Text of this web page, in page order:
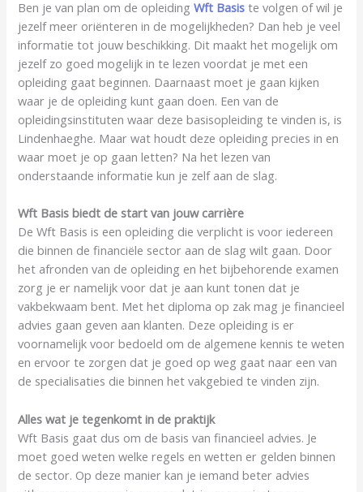
Ben je van plan om de opleiding Wft Basis te volgen of wil je
jezelf meer oriënteren in de mogelijkheden? Dan heb je veel
informatie tot jouw beschikking. Dit maakt het mogelijk om
jezelf zo goed mogelijk in te lezen voordat je met een
opleiding gaat beginnen. Daarnaast moet je gaan kijken
waar je de opleiding kunt gaan doen. Een van de
opleidingsinstituten waar deze basisopleiding te vinden is, is
Lindenhaeghe. Maar wat houdt deze opleiding precies in en
waar moet je op gaan letten? Na het lezen van
onderstaande informatie kun je zelf aan de slag.
Wft Basis biedt de start van jouw carrière
De Wft Basis is een opleiding die verplicht is voor iedereen
die binnen de financiële sector aan de slag wilt gaan. Door
het afronden van de opleiding en het bijbehorende examen
zorg je er namelijk voor dat je aan kunt tonen dat je
vakbekwaam bent. Met het diploma op zak mag je financieel
advies gaan geven aan klanten. Deze opleiding is er
voornamelijk voor bedoeld om de algemene kennis te weten
en ervoor te zorgen dat je goed op weg gaat naar een van
de specialisaties die binnen het vakgebied te vinden zijn.
Alles wat je tegenkomt in de praktijk
Wft Basis gaat dus om de basis van financieel advies. Je
moet goed weten welke regels en wetten er gelden binnen
de sector. Op deze manier kan je iemand beter advies